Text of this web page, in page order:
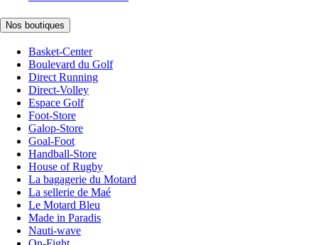
Nos boutiques
Basket-Center
Boulevard du Golf
Direct Running
Direct-Volley
Espace Golf
Foot-Store
Galop-Store
Goal-Foot
Handball-Store
House of Rugby
La bagagerie du Motard
La sellerie de Maé
Le Motard Bleu
Made in Paradis
Nauti-wave